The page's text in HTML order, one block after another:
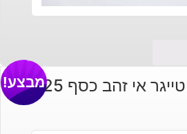
אי זהב כסף 925 מבצע!